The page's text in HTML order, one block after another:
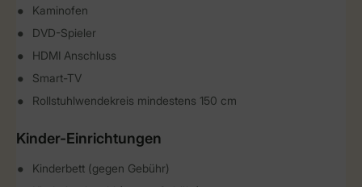
Kaminofen
DVD-Spieler
HDMI Anschluss
Smart-TV
Rollstuhlwendekreis mindestens 150 cm
Kinder-Einrichtungen
Kinderbett (gegen Gebühr)